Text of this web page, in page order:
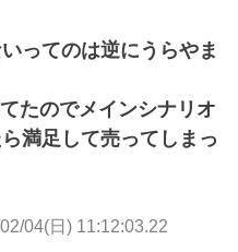
ってのは逆にうらやま
たのでメインシナリオ
満足して売ってしまっ
04(日) 11:12:03.22